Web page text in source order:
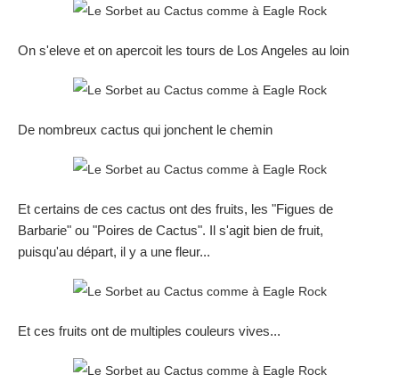
On s'eleve et on apercoit les tours de Los Angeles au loin
De nombreux cactus qui jonchent le chemin
Et certains de ces cactus ont des fruits, les "Figues de
Barbarie" ou "Poires de Cactus". Il s'agit bien de fruit,
puisqu'au départ, il y a une fleur...
Et ces fruits ont de multiples couleurs vives...